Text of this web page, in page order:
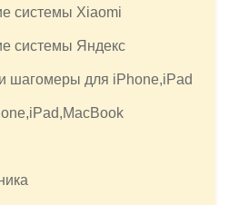
системы Xiaomi
системы Яндекс
шагомеры для iPhone,iPad